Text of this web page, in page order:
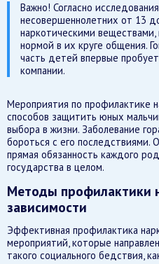
Важно! Согласно
несовершеннолетних от 13
наркотическими
нормой в их круге общения.
часть детей впервые
компании.
Мероприятия по профилактике
способов защитить юных
выбора в жизни. Заболевание
бороться с его последствиями.
прямая обязанность каждого
государства в целом.
Методы профилактики
зависимости
Эффективная профилактика
мероприятий, которые
такого социального бедствия,